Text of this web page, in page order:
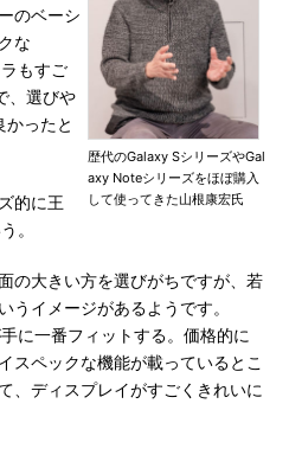
歴代のGalaxy SシリーズやGal
axy Noteシリーズをほぼ購入
して使ってきた山根康宏氏
のベーシ
な
もすご
、選びや
かったと
的に王
。
の大きい方を選びがちですが、若
うイメージがあるようです。
に一番フィットする。価格的に
スペックな機能が載っているとこ
、ディスプレイがすごくきれいに